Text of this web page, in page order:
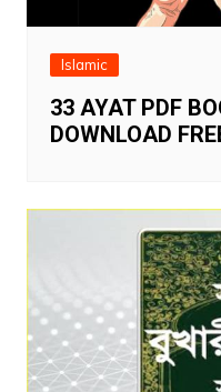
Islamic
33 AYAT PDF
DOWNLOAD